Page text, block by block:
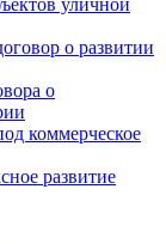
уличной
о развитии
о
коммерческое
развитие